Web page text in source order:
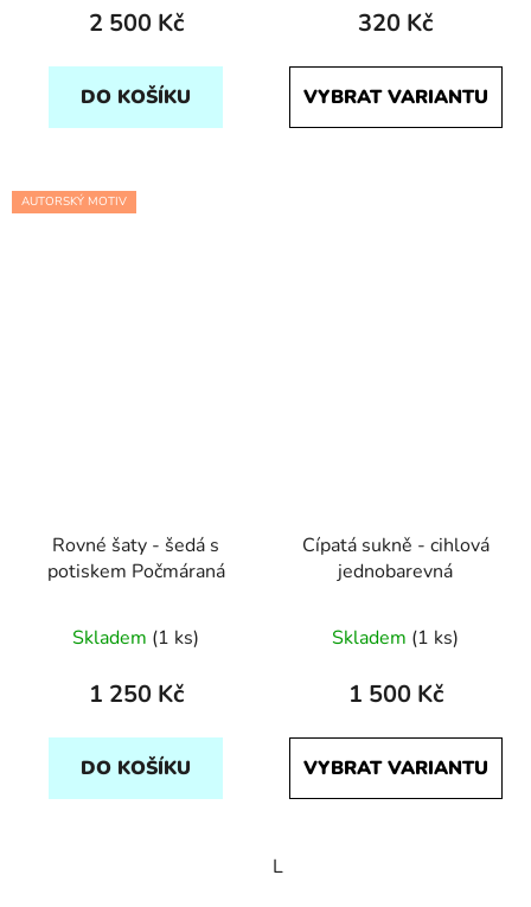
2 500 Kč
DO KOŠÍKU
320 Kč
VYBRAT VARIANTU
AUTORSKÝ MOTIV
Rovné šaty - šedá s
potiskem Počmáraná
Skladem (1 ks)
1 250 Kč
DO KOŠÍKU
Cípatá sukně - cihlová
jednobarevná
Skladem (1 ks)
1 500 Kč
VYBRAT VARIANTU
L